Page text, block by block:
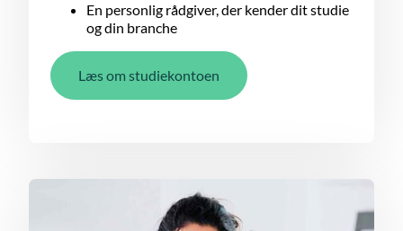
En personlig rådgiver, der kender dit studie
og din branche
Læs om studiekontoen